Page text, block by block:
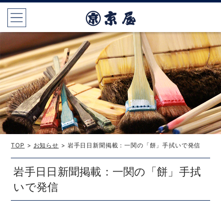
TOP > お知らせ > 岩手日日新聞掲載：一関の「餅」手拭いで発信
岩手日日新聞掲載：一関の「餅」手拭
いで発信